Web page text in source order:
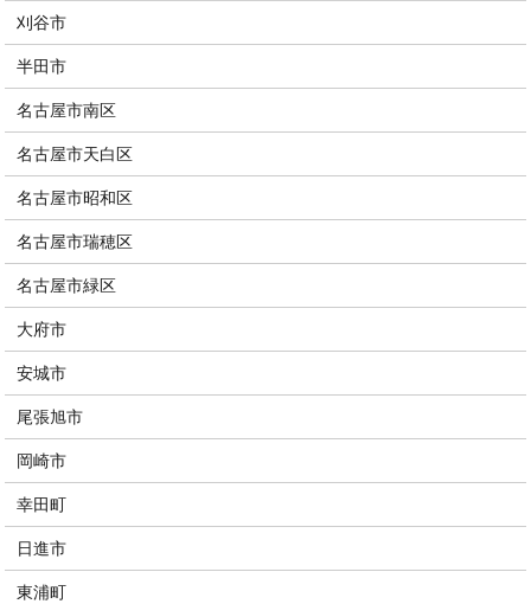
刈谷市
半田市
名古屋市南区
名古屋市天白区
名古屋市昭和区
名古屋市瑞穂区
名古屋市緑区
大府市
安城市
尾張旭市
岡崎市
幸田町
日進市
東浦町